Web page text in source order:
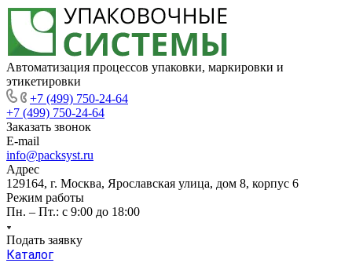
Автоматизация процессов упаковки, маркировки и
этикетировки
+7 (499) 750-24-64
+7 (499) 750-24-64
Заказать звонок
E-mail
info@packsyst.ru
Адрес
129164, г. Москва, Ярославская улица, дом 8, корпус 6
Режим работы
Пн. – Пт.: с 9:00 до 18:00
Подать заявку
Каталог